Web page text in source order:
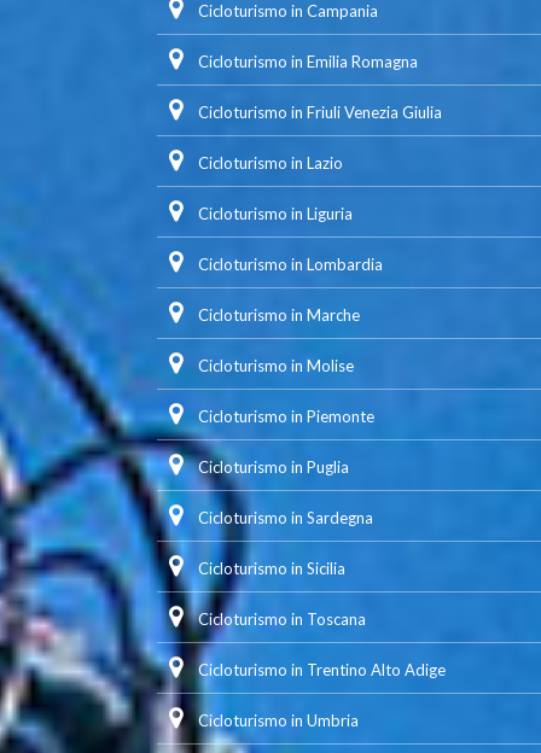
Cicloturismo in Campania
Cicloturismo in Emilia Romagna
Cicloturismo in Friuli Venezia Giulia
Cicloturismo in Lazio
Cicloturismo in Liguria
Cicloturismo in Lombardia
Cicloturismo in Marche
Cicloturismo in Molise
Cicloturismo in Piemonte
Cicloturismo in Puglia
Cicloturismo in Sardegna
Cicloturismo in Sicilia
Cicloturismo in Toscana
Cicloturismo in Trentino Alto Adige
Cicloturismo in Umbria